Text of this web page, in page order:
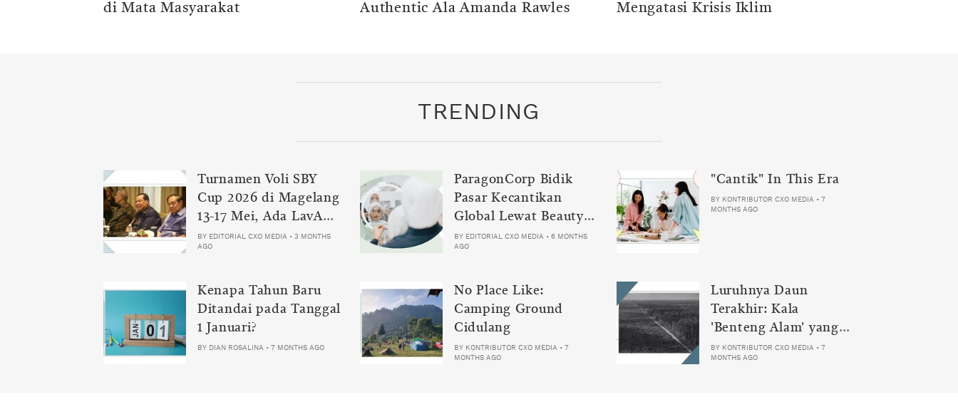
di Mata Masyarakat
Authentic Ala Amanda Rawles
Mengatasi Krisis Iklim
TRENDING
Turnamen Voli SBY
Cup 2026 di Magelang
13-17 Mei, Ada LavAni-
Samator
BY EDITORIAL CXO MEDIA • 3 MONTHS
AGO
ParagonCorp Bidik
Pasar Kecantikan
Global Lewat Beauty
Science Tech 2026
BY EDITORIAL CXO MEDIA • 6 MONTHS
AGO
"Cantik" In This Era
BY KONTRIBUTOR CXO MEDIA • 7
MONTHS AGO
Kenapa Tahun Baru
Ditandai pada Tanggal
1 Januari?
BY DIAN ROSALINA • 7 MONTHS AGO
No Place Like:
Camping Ground
Cidulang
BY KONTRIBUTOR CXO MEDIA • 7
MONTHS AGO
Luruhnya Daun
Terakhir: Kala
'Benteng Alam' yang
Tak Lagi Bisa
BY KONTRIBUTOR CXO MEDIA • 7
MONTHS AGO